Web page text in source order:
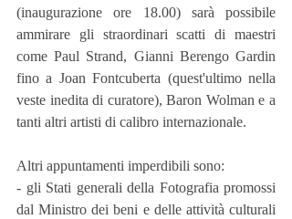
(inaugurazione ore 18.00) sarà possibile
ammirare gli straordinari scatti di maestri
come Paul Strand, Gianni Berengo Gardin
fino a Joan Fontcuberta (quest'ultimo nella
veste inedita di curatore), Baron Wolman e a
tanti altri artisti di calibro internazionale.
Altri appuntamenti imperdibili sono:
- gli Stati generali della Fotografia promossi
dal Ministro dei beni e delle attività culturali